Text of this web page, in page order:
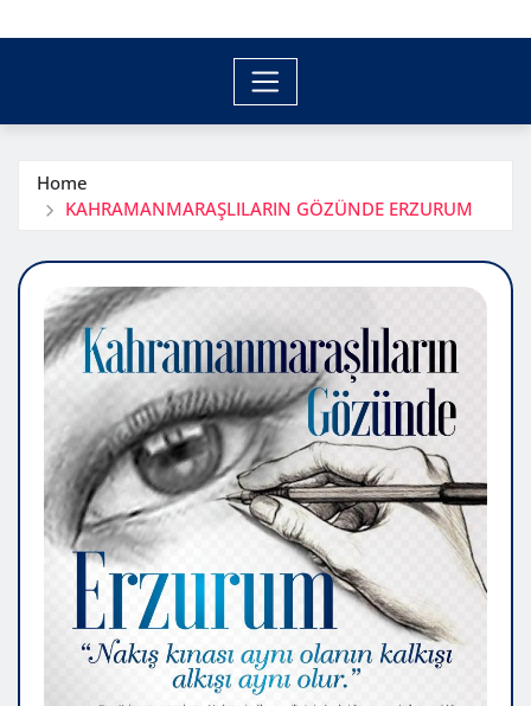
Home
KAHRAMANMARAŞLILARIN GÖZÜNDE ERZURUM